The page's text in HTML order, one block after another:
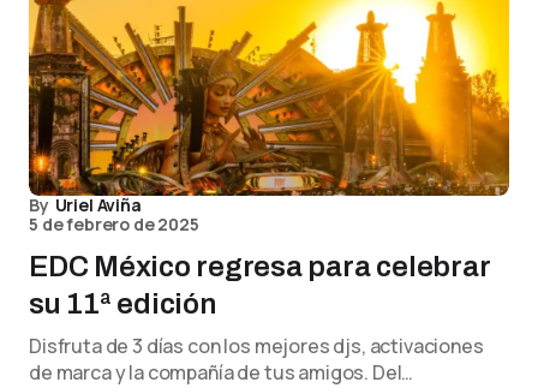
By Uriel Aviña
5 de febrero de 2025
EDC México regresa para celebrar
su 11ª edición
Disfruta de 3 días con los mejores djs, activaciones
de marca y la compañía de tus amigos. Del…